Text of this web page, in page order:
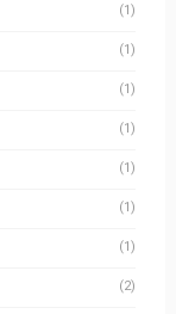
(1)
(1)
(1)
(1)
(1)
(1)
(1)
(2)